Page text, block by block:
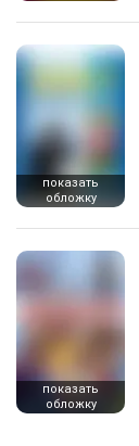
показать
обложку
показать
обложку